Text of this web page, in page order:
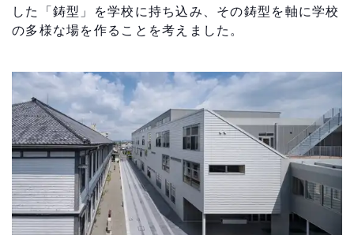
した「鋳型」を学校に持ち込み、その鋳型を軸に学校
の多様な場を作ることを考えました。